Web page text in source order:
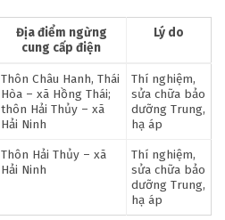
Địa điểm ngừng
cung cấp điện
Lý do
Thôn Châu Hanh, Thái
Hòa – xã Hồng Thái;
thôn Hải Thủy – xã
Hải Ninh
Thí nghiệm,
sửa chữa bảo
dưỡng Trung,
hạ áp
Thôn Hải Thủy – xã
Hải Ninh
Thí nghiệm,
sửa chữa bảo
dưỡng Trung,
hạ áp